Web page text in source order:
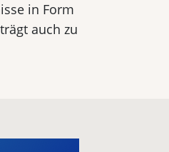
in Form
auch zu